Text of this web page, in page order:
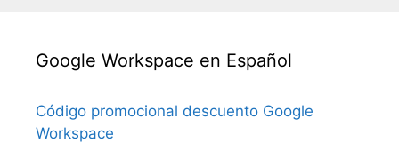
Google Workspace en Español
Código promocional descuento Google
Workspace